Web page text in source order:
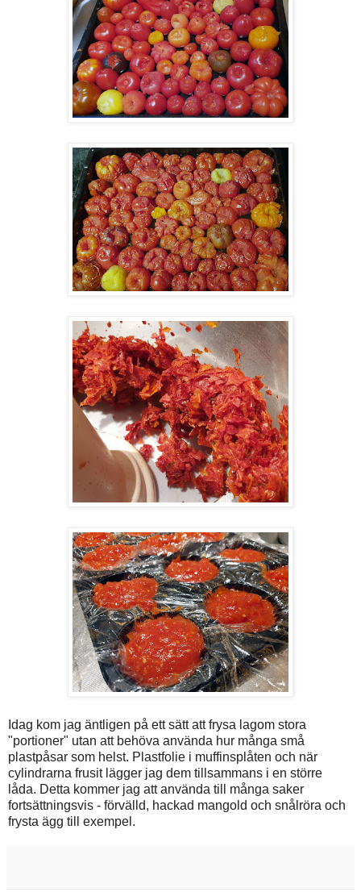
Idag kom jag äntligen på ett sätt att frysa lagom stora
"portioner" utan att behöva använda hur många små
plastpåsar som helst. Plastfolie i muffinsplåten och när
cylindrarna frusit lägger jag dem tillsammans i en större
låda. Detta kommer jag att använda till många saker
fortsättningsvis - förvälld, hackad mangold och snålröra och
frysta ägg till exempel.